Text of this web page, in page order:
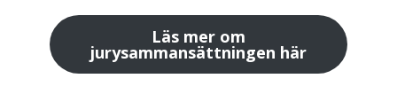
Läs mer om
jurysammansättningen här